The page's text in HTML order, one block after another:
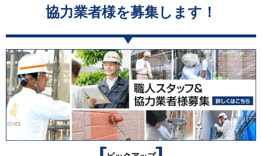
協力業者様を募集します！